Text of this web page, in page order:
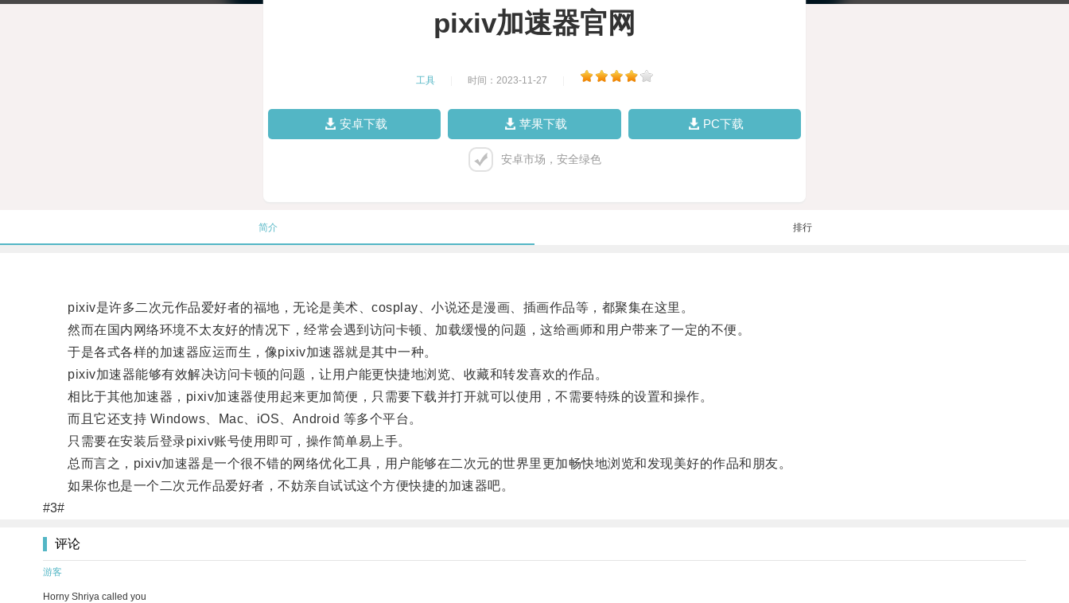
pixiv加速器官网
工具 时间：2023-11-27
安卓下载 苹果下载 PC下载
安卓市场，安全绿色
简介 排行
pixiv是许多二次元作品爱好者的福地，无论是美术、cosplay、小说还是漫画、插画作品等，都聚集在这里。
然而在国内网络环境不太友好的情况下，经常会遇到访问卡顿、加载缓慢的问题，这给画师和用户带来了一定的不便。
于是各式各样的加速器应运而生，像pixiv加速器就是其中一种。
pixiv加速器能够有效解决访问卡顿的问题，让用户能更快捷地浏览、收藏和转发喜欢的作品。
相比于其他加速器，pixiv加速器使用起来更加简便，只需要下载并打开就可以使用，不需要特殊的设置和操作。
而且它还支持 Windows、Mac、iOS、Android 等多个平台。
只需要在安装后登录pixiv账号使用即可，操作简单易上手。
总而言之，pixiv加速器是一个很不错的网络优化工具，用户能够在二次元的世界里更加畅快地浏览和发现美好的作品和朋友。
如果你也是一个二次元作品爱好者，不妨亲自试试这个方便快捷的加速器吧。
#3#
评论
游客
Horny Shriya called you